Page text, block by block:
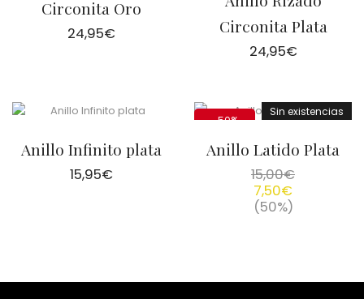
Circonita Oro
24,95€
Circonita Plata
24,95€
Anillo Infinito plata
15,95€
Sin existencias
-50%
Anillo Latido Plata
15,00€
7,50€
(50%)